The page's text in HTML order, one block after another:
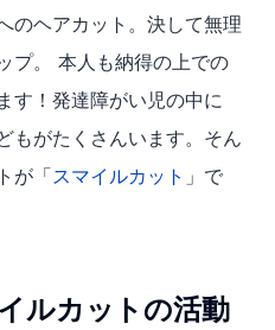
のヘアカット。決して無理
プ。 本人も納得の上での
す！発達障がい児の中に
もがたくさんいます。そん
が「スマイルカット 」で
ルカットの活動